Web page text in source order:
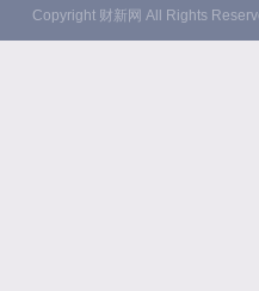
Copyright 财新网 All Rights